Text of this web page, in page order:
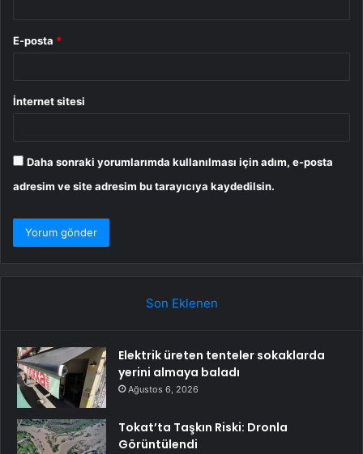
E-posta *
İnternet sitesi
Daha sonraki yorumlarımda kullanılması için adım, e-posta
adresim ve site adresim bu tarayıcıya kaydedilsin.
Son Eklenen
Elektrik üreten tenteler sokaklarda
yerini almaya baladı
Ağustos 6, 2026
Tokat’ta Taşkın Riski: Dronla
Görüntülendi